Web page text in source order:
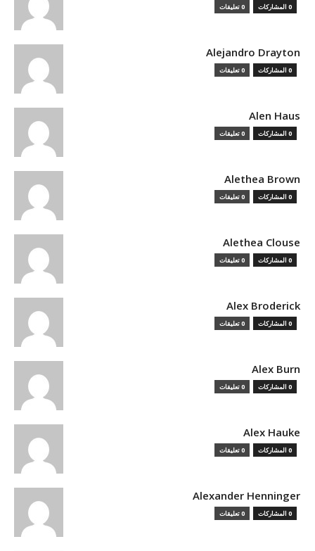
0 المشاركات 0 تعليقات
Alejandro Drayton
0 المشاركات 0 تعليقات
Alen Haus
0 المشاركات 0 تعليقات
Alethea Brown
0 المشاركات 0 تعليقات
Alethea Clouse
0 المشاركات 0 تعليقات
Alex Broderick
0 المشاركات 0 تعليقات
Alex Burn
0 المشاركات 0 تعليقات
Alex Hauke
0 المشاركات 0 تعليقات
Alexander Henninger
0 المشاركات 0 تعليقات